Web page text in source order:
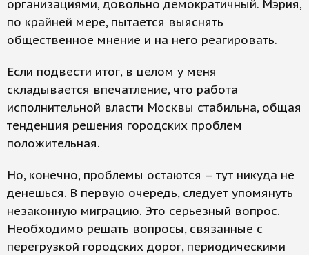
организациями, довольно демократичный. Мэрия,
по крайней мере, пытается выяснять
общественное мнение и на него реагировать.
Если подвести итог, в целом у меня
складывается впечатление, что работа
исполнительной власти Москвы стабильна, общая
тенденция решения городских проблем
положительная.
Но, конечно, проблемы остаются – тут никуда не
денешься. В первую очередь, следует упомянуть
незаконную миграцию. Это серьезный вопрос.
Необходимо решать вопросы, связанные с
перегрузкой городских дорог, периодическими